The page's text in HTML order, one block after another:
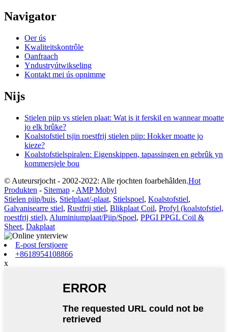
Navigator
Oer ús
Kwaliteitskontrôle
Oanfraach
Yndustryútwikseling
Kontakt mei ús opnimme
Nijs
Stielen piip vs stielen plaat: Wat is it ferskil en wannear moatte
jo elk brûke?
Koalstofstiel tsjin roestfrij stielen piip: Hokker moatte jo
kieze?
Koalstofstielspiralen: Eigenskippen, tapassingen en gebrûk yn
kommersjele bou
© Auteursrjocht - 2002-2022: Alle rjochten foarbehâlden.Hot
Produkten - Sitemap - AMP Mobyl
Stielen piip/buis, Stielplaat/-plaat, Stielspoel, Koalstofstiel,
Galvanisearre stiel, Rustfrij stiel, Blikplaat Coil, Profyl (koalstofstiel,
roestfrij stiel), Aluminiumplaat/Piip/Spoel, PPGI PPGL Coil &
Sheet, Dakplaat
E-post ferstjoere
+8618954108866
x